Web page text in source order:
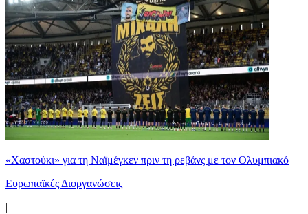
«Χαστούκι» για τη Ναϊμέγκεν πριν τη ρεβάνς με τον Ολυμπιακό
Ευρωπαϊκές Διοργανώσεις
|